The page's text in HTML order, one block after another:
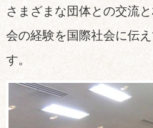
さまざまな団体との交流
会の経験を国際社会に伝
す。